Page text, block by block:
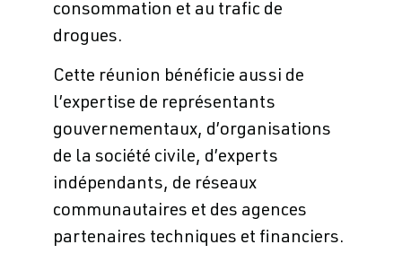
consommation et au trafic de
drogues.
Cette réunion bénéficie aussi de
l’expertise de représentants
gouvernementaux, d’organisations
de la société civile, d’experts
indépendants, de réseaux
communautaires et des agences
partenaires techniques et financiers.